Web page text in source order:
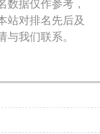
数据仅作参考，
站对排名先后及
与我们联系。